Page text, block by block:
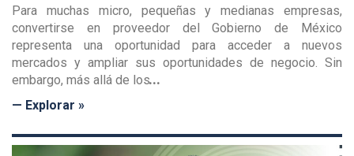
Para muchas micro, pequeñas y medianas empresas,
convertirse en proveedor del Gobierno de México
representa una oportunidad para acceder a nuevos
mercados y ampliar sus oportunidades de negocio. Sin
embargo, más allá de los
— Explorar »